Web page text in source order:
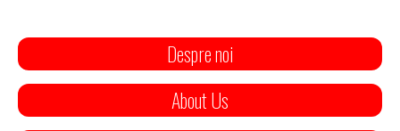
Despre noi
About Us